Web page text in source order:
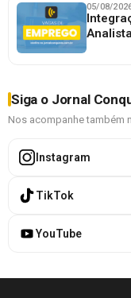
05/08/
Siga o Jornal
Nos acompanhe também
Instagram
TikTok
YouTube